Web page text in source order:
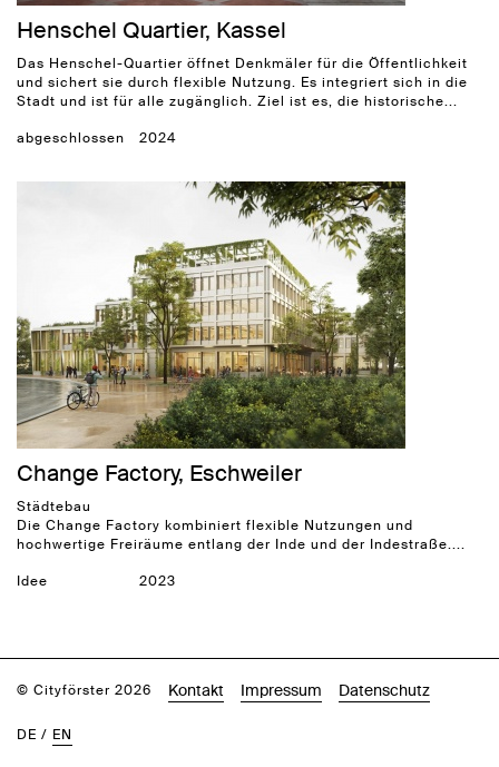
Henschel Quartier, Kassel
Das Henschel-Quartier öffnet Denkmäler für die Öffentlichkeit
und sichert sie durch flexible Nutzung. Es integriert sich in die
Stadt und ist für alle zugänglich. Ziel ist es, die historische...
abgeschlossen 2024
Change Factory, Eschweiler
Städtebau
Die Change Factory kombiniert flexible Nutzungen und
hochwertige Freiräume entlang der Inde und der Indestraße....
Idee 2023
© Cityförster 2026 Kontakt Impressum Datenschutz
DE / EN